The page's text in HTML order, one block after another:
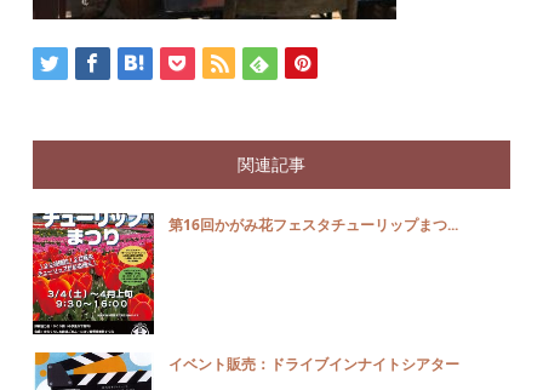
関連記事
第16回かがみ花フェスタチューリップまつ...
イベント販売：ドライブインナイトシアター